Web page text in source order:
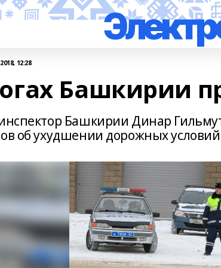
12:28
Башкирии
Башкирии Динар
об ухудшении дорожных